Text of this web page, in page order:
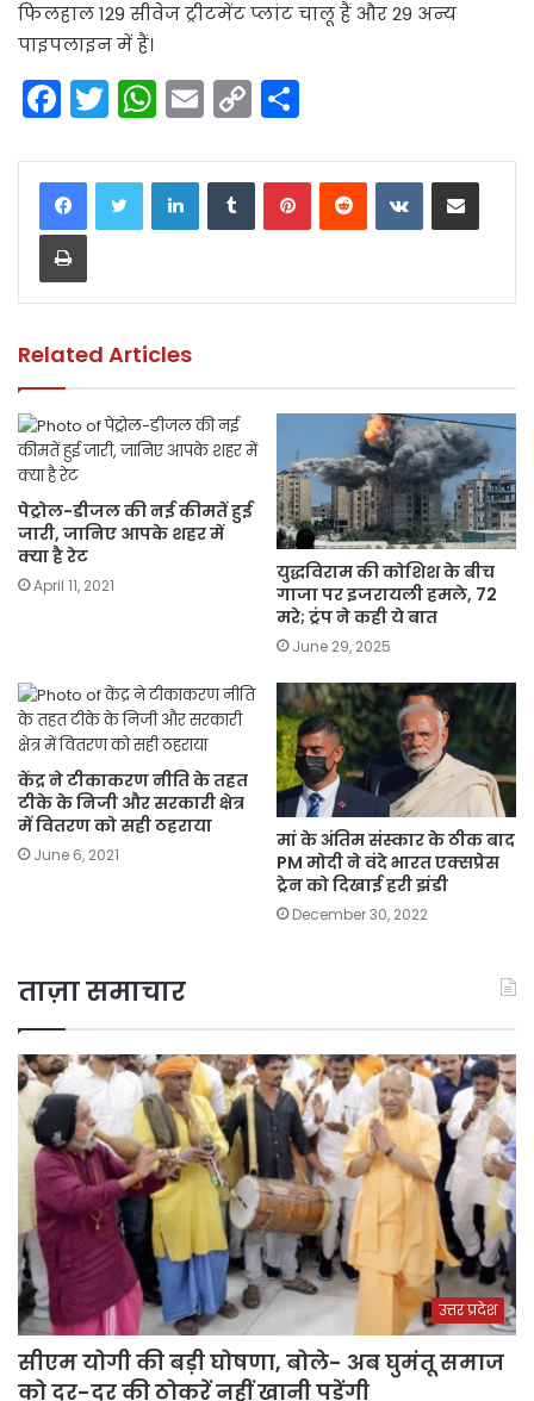
फिलहाल 129 सीवेज ट्रीटमेंट प्लांट चालू हैं और 29 अन्य
पाइपलाइन में हैं।
F
c
e
b
o
k
T
itt
er
W
a
ts
p
E
ai
l
C
p
y
n
ar
e
LinkedInTumblrPinterestReddit VKontakteShare via Email
Print
Related Articles
पेट्रोल-डीजल की नई कीमतें हुई
जारी, जानिए आपके शहर में
क्या है रेट
April 11, 2021
युद्धविराम की कोशिश के बीच
गाजा पर इजरायली हमले, 72
मरे; ट्रंप ने कही ये बात
June 29, 2025
केंद्र ने टीकाकरण नीति के तहत
टीके के निजी और सरकारी क्षेत्र
में वितरण को सही ठहराया
June 6, 2021
मां के अंतिम संस्कार के ठीक बाद
PM मोदी ने वंदे भारत एक्सप्रेस
ट्रेन को दिखाई हरी झंडी
December 30, 2022
ताज़ा समाचार
उत्तर प्रदेश
सीएम योगी की बड़ी घोषणा, बोले- अब घुमंतू समाज
को दर-दर की ठोकरें नहीं खानी पड़ेंगी